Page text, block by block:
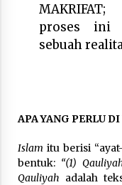
proses ini
sebuah
APA YANG PERLU
Islam itu berisi
bentuk: “(1)
Qauliyah adalah